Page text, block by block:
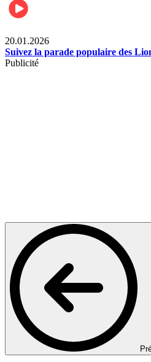
20.01.2026
Suivez la parade populaire des
Publicité